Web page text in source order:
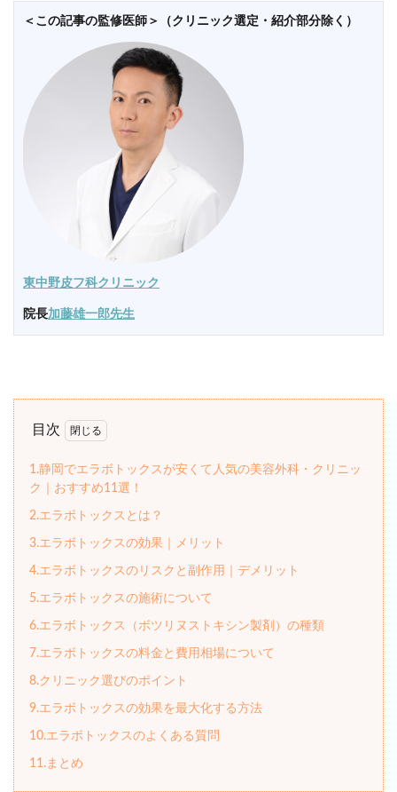
＜この記事の監修医師＞（クリニック選定・紹介部分除く）
東中野皮フ科クリニック
院長加藤雄一郎先生
目次
1.静岡でエラボトックスが安くて人気の美容外科・クリニッ
ク｜おすすめ11選！
2.エラボトックスとは？
3.エラボトックスの効果｜メリット
4.エラボトックスのリスクと副作用｜デメリット
5.エラボトックスの施術について
6.エラボトックス（ボツリヌストキシン製剤）の種類
7.エラボトックスの料金と費用相場について
8.クリニック選びのポイント
9.エラボトックスの効果を最大化する方法
10.エラボトックスのよくある質問
11.まとめ